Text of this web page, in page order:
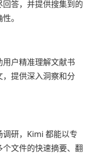
答，并提供搜集到的
。
户精准理解文献书
提供深入洞察和分
研，Kimi 都能以专
文件的快速摘要、翻